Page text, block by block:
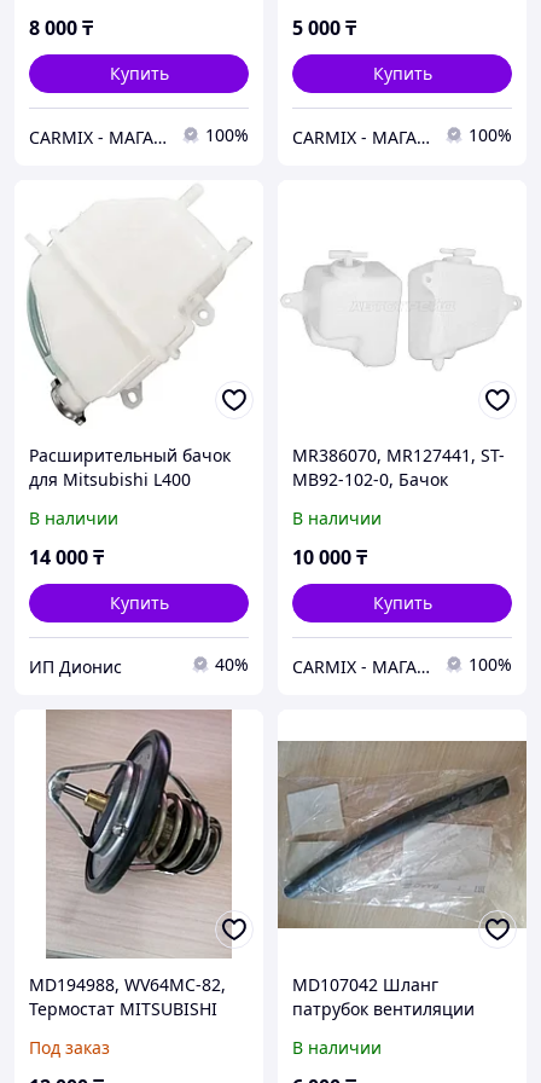
8 000₸
Купить
СARMIX - МАГАЗИН АВТОЗАПЧАСТЕЙ В НУР-СУЛТАНЕ (АСТАНА) 100%
5 000₸
Купить
СARMIX - МАГАЗИН АВТОЗАПЧАСТЕЙ В НУР-СУЛТАНЕ (АСТАНА) 100%
Расширительный бачок
для Mitsubishi L400
В наличии
14 000₸
Купить
ИП Дионис 40%
MR386070, MR127441, ST-
MB92-102-0, Бачок
MITSUBISHI L200 1996-05 /
PAJERO SPORT 1996-2008,
В наличии
10 000₸
Купить
СARMIX - МАГАЗИН АВТОЗАПЧАСТЕЙ В НУР-СУЛТАНЕ (АСТАНА) 100%
MD194988, WV64MC-82,
Термостат MITSUBISHI
OUTLANDER, JAPAN
Под заказ
MD107042 Шланг
патрубок вентиляции
LANCER C62A 4G15 V-1.5,
В наличии